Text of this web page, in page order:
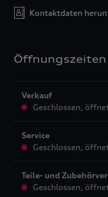
Kontaktdaten
Öffnungszeiten
Verkauf
Geschlossen,
Service
Geschlossen,
Teile- und
Geschlossen,